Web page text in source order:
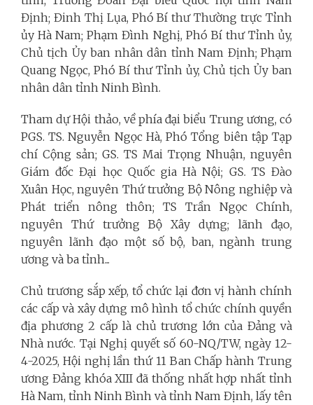
Định; Đinh Thị Lụa, Phó Bí thư Thường trực Tỉnh
ủy Hà Nam; Phạm Đình Nghị, Phó Bí thư Tỉnh ủy,
Chủ tịch Ủy ban nhân dân tỉnh Nam Định; Phạm
Quang Ngọc, Phó Bí thư Tỉnh ủy, Chủ tịch Ủy ban
nhân dân tỉnh Ninh Bình.
Tham dự Hội thảo, về phía đại biểu Trung ương, có
PGS. TS. Nguyễn Ngọc Hà, Phó Tổng biên tập Tạp
chí Cộng sản; GS. TS Mai Trọng Nhuận, nguyên
Giám đốc Đại học Quốc gia Hà Nội; GS. TS Đào
Xuân Học, nguyên Thứ trưởng Bộ Nông nghiệp và
Phát triển nông thôn; TS Trần Ngọc Chính,
nguyên Thứ trưởng Bộ Xây dựng; lãnh đạo,
nguyên lãnh đạo một số bộ, ban, ngành trung
ương và ba tỉnh...
Chủ trương sắp xếp, tổ chức lại đơn vị hành chính
các cấp và xây dựng mô hình tổ chức chính quyền
địa phương 2 cấp là chủ trương lớn của Đảng và
Nhà nước. Tại Nghị quyết số 60-NQ/TW, ngày 12-
4-2025, Hội nghị lần thứ 11 Ban Chấp hành Trung
ương Đảng khóa XIII đã thống nhất hợp nhất tỉnh
Hà Nam, tỉnh Ninh Bình và tỉnh Nam Định, lấy tên